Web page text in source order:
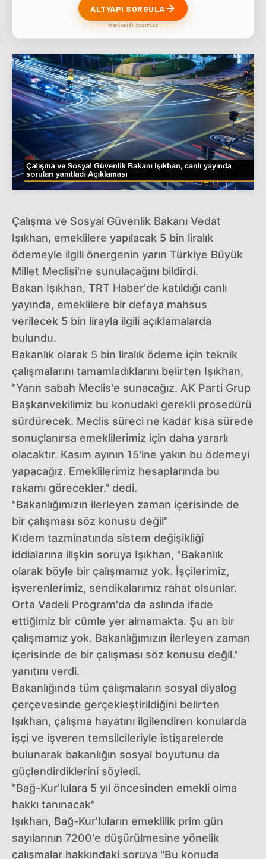
ALTYAPI SORGULA
netwifi.com.tr
Çalışma ve Sosyal Güvenlik Bakanı Vedat
Işıkhan, emeklilere yapılacak 5 bin liralık
ödemeyle ilgili önergenin yarın Türkiye Büyük
Millet Meclisi'ne sunulacağını bildirdi.
Bakan Işıkhan, TRT Haber'de katıldığı canlı
yayında, emeklilere bir defaya mahsus
verilecek 5 bin lirayla ilgili açıklamalarda
bulundu.
Bakanlık olarak 5 bin liralık ödeme için teknik
çalışmalarını tamamladıklarını belirten Işıkhan,
"Yarın sabah Meclis'e sunacağız. AK Parti Grup
Başkanvekilimiz bu konudaki gerekli prosedürü
sürdürecek. Meclis süreci ne kadar kısa sürede
sonuçlanırsa emeklilerimiz için daha yararlı
olacaktır. Kasım ayının 15'ine yakın bu ödemeyi
yapacağız. Emeklilerimiz hesaplarında bu
rakamı görecekler." dedi.
"Bakanlığımızın ilerleyen zaman içerisinde de
bir çalışması söz konusu değil"
Kıdem tazminatında sistem değişikliği
iddialarına ilişkin soruya Işıkhan, "Bakanlık
olarak böyle bir çalışmamız yok. İşçilerimiz,
işverenlerimiz, sendikalarımız rahat olsunlar.
Orta Vadeli Program'da da aslında ifade
ettiğimiz bir cümle yer almamakta. Şu an bir
çalışmamız yok. Bakanlığımızın ilerleyen zaman
içerisinde de bir çalışması söz konusu değil."
yanıtını verdi.
Bakanlığında tüm çalışmaların sosyal diyalog
çerçevesinde gerçekleştirildiğini belirten
Işıkhan, çalışma hayatını ilgilendiren konularda
işçi ve işveren temsilcileriyle istişarelerde
bulunarak bakanlığın sosyal boyutunu da
güçlendirdiklerini söyledi.
"Bağ-Kur'lulara 5 yıl öncesinden emekli olma
hakkı tanınacak"
Işıkhan, Bağ-Kur'luların emeklilik prim gün
sayılarının 7200'e düşürülmesine yönelik
çalışmalar hakkındaki soruya "Bu konuda